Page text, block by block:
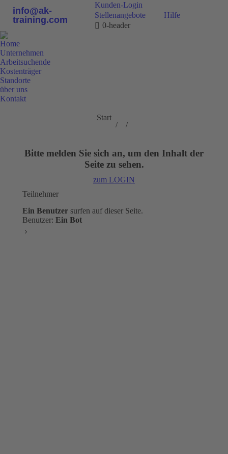
info@ak-
training.com
Kunden-Login
Stellenangebote
Hilfe
0-header
Home
Unternehmen
Arbeitsuchende
Kostenträger
Standorte
über uns
Kontakt
Sie befinden sich
Start
Bitte melden Sie sich an, um den Inhalt der
Seite zu sehen.
zum LOGIN
Teilnehmer
Ein Benutzer surfen auf dieser Seite.
Benutzer: Ein Bot